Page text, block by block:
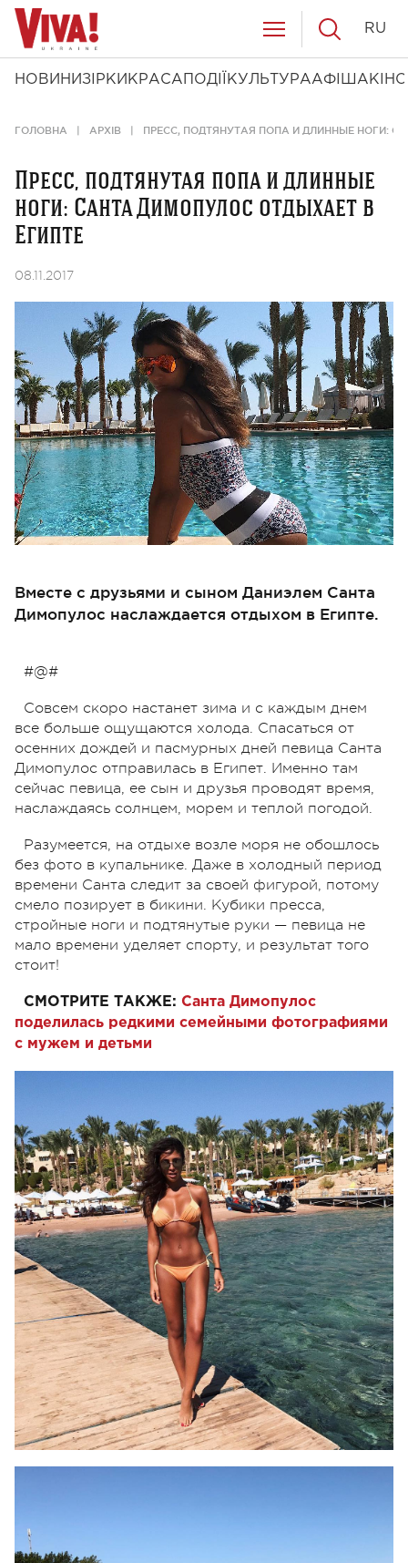
НОВИНИ ЗІРКИ КРАСА ПОДІЇ КУЛЬТУРААФІША КІНО
RU
ГОЛОВНА АРХІВ ПРЕСС, ПОДТЯНУТАЯ ПОПА И ДЛИННЫЕ НОГИ:
Пресс, подтянутая попа и длинные
ноги: Санта Димопулос отдыхает в
Египте
08.11.2017
Вместе с друзьями и сыном Даниэлем Санта
Димопулос наслаждается отдыхом в Египте.
#@#
Совсем скоро настанет зима и с каждым днем
все больше ощущаются холода. Спасаться от
осенних дождей и пасмурных дней певица Санта
Димопулос отправилась в Египет. Именно там
сейчас певица, ее сын и друзья проводят время,
наслаждаясь солнцем, морем и теплой погодой.
Разумеется, на отдыхе возле моря не обошлось
без фото в купальнике. Даже в холодный период
времени Санта следит за своей фигурой, потому
смело позирует в бикини. Кубики пресса,
стройные ноги и подтянутые руки — певица не
мало времени уделяет спорту, и результат того
стоит!
СМОТРИТЕ ТАКЖЕ: Санта Димопулос
поделилась редкими семейными фотографиями
с мужем и детьми